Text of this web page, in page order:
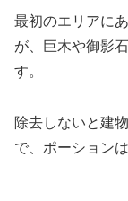
最初のエリアに
が、巨木や御影
す。
除去しないと建
で、ポーション